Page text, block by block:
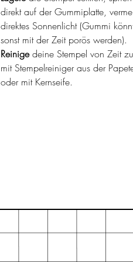
direkt auf der Gummiplatte,
direktes Sonnenlicht (Gummi
sonst mit der Zeit porös werden).
Reinigedeine Stempel von Zeit
mit Stempelreiniger aus der
oder mit Kernseife.